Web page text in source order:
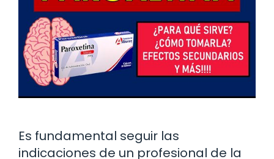
Es fundamental seguir las
indicaciones de un profesional de la